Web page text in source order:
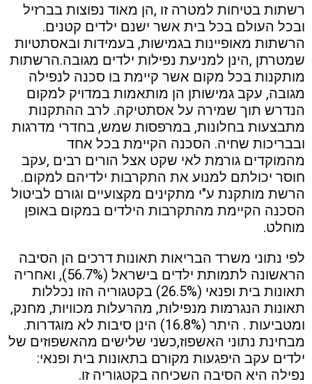
רשתות בטיחות למטרה זו ,הן מאוד נפוצות בברזיל
ובכל העולם בכל בית אשר ישנם ילדים קטנים.
הרשתות מאופיינות בגמישות, בעמידות ובאסתטיות
שמטרתן ,הינן למניעת נפילות ילדים מגובה.הרשתות
מותקנות בכל מקום אשר קיימת בו סכנה לנפילה
מגובה, עקב גמישותן הן מותאמות במדויק למקום
הנדרש תוך שמירה על אסתטיקה. לרב ההתקנות
מתבצעות בחלונות, במרפסות שמש, בחדרי מדרגות
ובבריכות שחיה. הסכנה הקיימת בכל אחד
מהמוקדים גורמת לאי שקט אצל הורים רבים ,עקב
חוסר יכולתם למנוע את התקרבות ילדיהם למקום.
הרשת מותקנת ע"י מתקינים מקצועיים וגורם לביטול
הסכנה הקיימת מהתקרבות הילדים במקום באופן
מוחלט.
לפי נתוני משרד הבריאות תאונות דרכים הן הסיבה
הראשונה לתמותת ילדים בישראל (56.7%), ואחריה
תאונות בית ופנאי (26.5%) בקטגוריה הזו נכללות
תאונות הנגרמות מנפילות, מהרעלות מכוויות, מחנק,
ומטביעות . היתר (16.8%) הינן סיבות לא מוגדרות.
מבחינת נתוני האשפוז,כשני שלישים מהאשפוזים של
ילדים עקב היפגעות מקורם בתאונות בית ופנאי:
נפילה היא הסיבה השכיחה בקטגוריה זו.